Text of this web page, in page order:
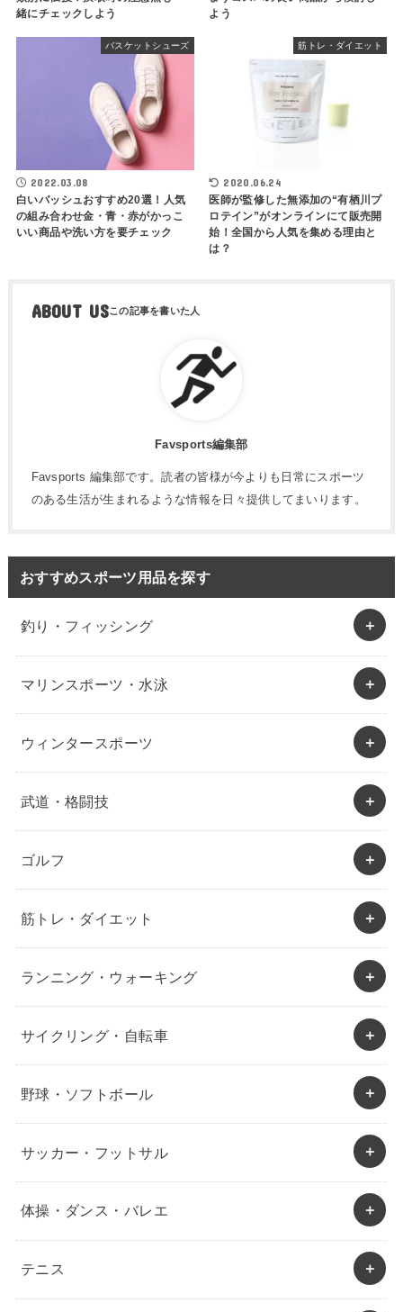
緒にチェックしよう
よう
バスケットシューズ
2022.03.08
白いバッシュおすすめ20選！人気
の組み合わせ金・青・赤がかっこ
いい商品や洗い方を要チェック
筋トレ・ダイエット
2020.06.24
医師が監修した無添加の“有栖川プ
ロテイン”がオンラインにて販売開
始！全国から人気を集める理由と
は？
ABOUT US
Favsports編集部
Favsports 編集部です。読者の皆様が今よりも日常にスポーツ
のある生活が生まれるような情報を日々提供してまいります。
おすすめスポーツ用品を探す
釣り・フィッシング
マリンスポーツ・水泳
ウィンタースポーツ
武道・格闘技
ゴルフ
筋トレ・ダイエット
ランニング・ウォーキング
サイクリング・自転車
野球・ソフトボール
サッカー・フットサル
体操・ダンス・バレエ
テニス